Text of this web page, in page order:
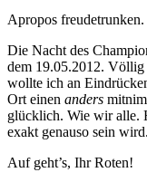
Apropos freudetrunken.
Die Nacht des
dem 19.05.2012. Völlig
wollte ich an
Ort einen anders
glücklich. Wie wir alle.
exakt genauso sein wird.
Auf geht’s, Ihr Roten!